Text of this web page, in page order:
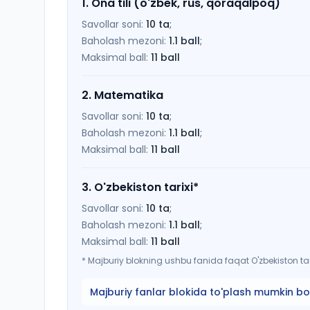
Savollar soni: 10 ta;
Baholash mezoni: 1.1 ball;
Maksimal ball: 11 ball
2. Matematika
Savollar soni: 10 ta;
Baholash mezoni: 1.1 ball;
Maksimal ball: 11 ball
3. O'zbekiston tarixi*
Savollar soni: 10 ta;
Baholash mezoni: 1.1 ball;
Maksimal ball: 11 ball
* Majburiy blokning ushbu fanida faqat O'zbekiston
Majburiy fanlar blokida to'plash mumkin